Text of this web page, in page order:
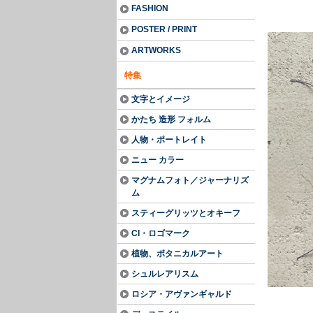
FASHION
POSTER / PRINT
ARTWORKS
特集
文字とイメージ
かたち 造形 フォルム
人物・ポートレイト
ニュー カラー
マグナムフォト／ジャーナリズ
ム
スティーグリッツとオキーフ
CI・ロゴマーク
植物、ボタニカルアート
シュルレアリスム
ロシア・アヴァンギャルド